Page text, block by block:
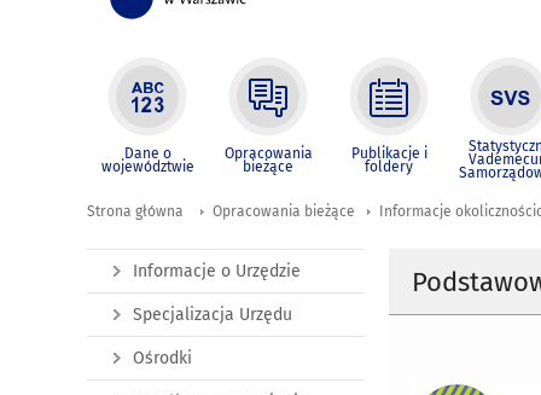
Dane o
województwie
Opracowania
bieżące
Publikacje i
foldery
Strona główna Opracowania bieżące Informacje
Informacje o Urzędzie
Specjalizacja Urzędu
Ośrodki